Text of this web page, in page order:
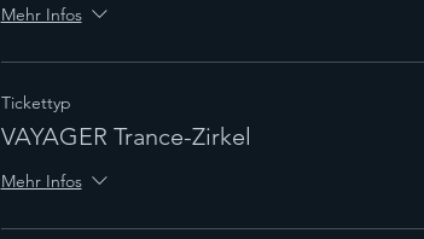
Mehr Infos
Tickettyp
VAYAGER Trance-Zirkel
Mehr Infos